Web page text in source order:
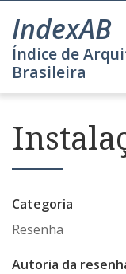
IndexAB
Índice de
Brasileira
Categoria
Resenha
Autoria da